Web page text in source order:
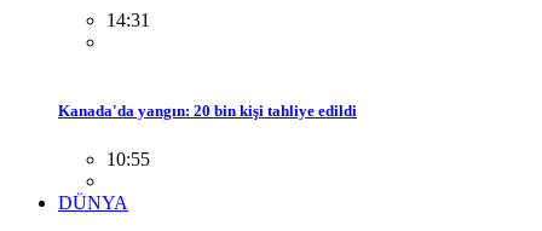
14:31
Kanada'da yangın: 20 bin kişi tahliye edildi
10:55
DÜNYA